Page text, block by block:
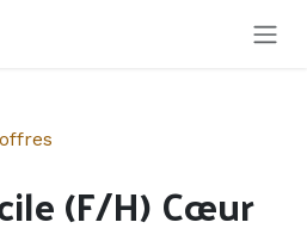
(F/H) Cœur